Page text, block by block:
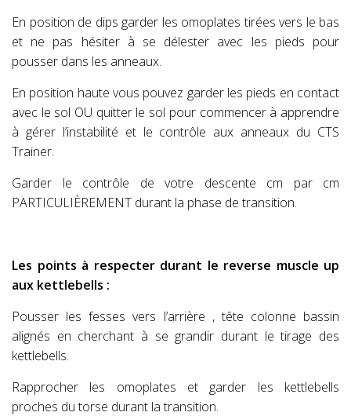
En position de dips garder les omoplates tirées vers le bas
et ne pas hésiter à se délester avec les pieds pour
pousser dans les anneaux.
En position haute vous pouvez garder les pieds en contact
avec le sol OU quitter le sol pour commencer à apprendre
à gérer l’instabilité et le contrôle aux anneaux du CTS
Trainer.
Garder le contrôle de votre descente cm par cm
PARTICULIÈREMENT durant la phase de transition.
Les points à respecter durant le reverse muscle up
aux kettlebells :
Pousser les fesses vers l’arrière , tête colonne bassin
alignés en cherchant à se grandir durant le tirage des
kettlebells.
Rapprocher les omoplates et garder les kettlebells
proches du torse durant la transition.